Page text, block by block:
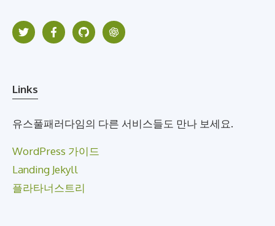
Links
유스풀패러다임의 다른 서비스들도 만나 보세요.
WordPress 가이드
Landing Jekyll
플라타너스트리